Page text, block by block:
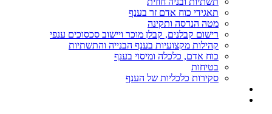
תאגידי כוח אדם זר בענף
מטה הנדסה ותקינה
רישום קבלנים, קבלן מוכר ויישוב סכסוכים ענפי
קהילות מקצועיות בענף הבנייה והתשתיות
כוח אדם, כלכלה ומיסוי בענף
בטיחות
סקירות כלכליות של הענף